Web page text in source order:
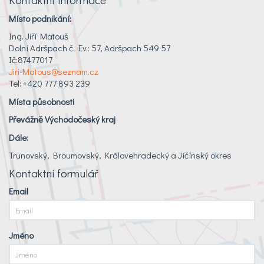
Místo podnikání:
Ing. Jiří Matouš
Dolní Adršpach č. Ev.: 57, Adršpach 549 57
Ič:87477017
Jiri-Matous@seznam.cz
Tel: +420 777 893 239
Místa působnosti
Převážně Východočeský kraj
Dále:
Trunovský, Broumovský, Královehradecký a Jíčínský okres
Kontaktní formulář
Email
Jméno